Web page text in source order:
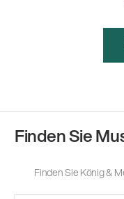
Finden Sie
Finden Sie König &